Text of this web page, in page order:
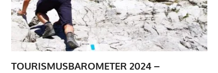
TOURISMUSBAROMETER 2024 –